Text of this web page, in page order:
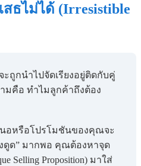
ธไม่ได้ (Irresistible
ถูกนำไปจัดเรียงอยู่ติดกับคู่
มคือ ทำไมลูกค้าถึงต้อง
อหรือโปรโมชันของคุณจะ
ดูด” มากพอ คุณต้องหาจุด
Selling Proposition) มาใส่